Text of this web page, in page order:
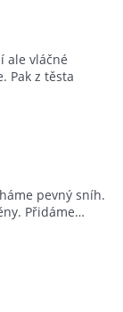
ale vláčné
Pak z těsta
pevný sníh.
Přidáme…